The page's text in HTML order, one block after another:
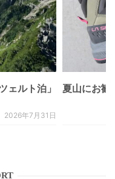
ェルト泊」
2026年7月31日
夏山にお